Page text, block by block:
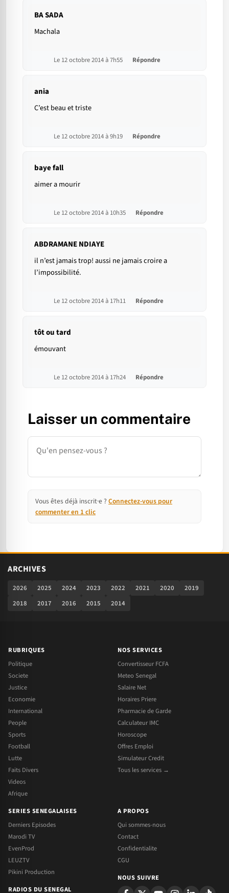
BA SADA
Machala
Le 12 octobre 2014 à 7h55 Répondre
ania
C’est beau et triste
Le 12 octobre 2014 à 9h19 Répondre
baye fall
aimer a mourir
Le 12 octobre 2014 à 10h35 Répondre
ABDRAMANE NDIAYE
il n’est jamais trop! aussi ne jamais croire a
l’impossibilité.
Le 12 octobre 2014 à 17h11 Répondre
tôt ou tard
émouvant
Le 12 octobre 2014 à 17h24 Répondre
Laisser un commentaire
Commentaire
Vous êtes déjà inscrit·e ? Connectez-vous pour
commenter en 1 clic
ARCHIVES
2026 2025 2024 2023 2022 2021 2020
2019
2018
2017 2016 2015 2014
RUBRIQUES
Politique
Societe
Justice
Economie
International
People
Sports
Football
Lutte
Faits Divers
Videos
Afrique
NOS SERVICES
Convertisseur FCFA
Meteo Senegal
Salaire Net
Horaires Priere
Pharmacie de Garde
Calculateur IMC
Horoscope
Offres Emploi
Simulateur Credit
Tous les services →
SERIES SENEGALAISES
Derniers Episodes
Marodi TV
EvenProd
LEUZTV
Pikini Production
RADIOS DU SENEGAL
A PROPOS
Qui sommes-nous
Contact
Confidentialite
CGU
NOUS SUIVRE